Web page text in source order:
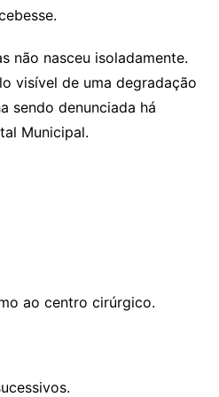
não nasceu isoladamente.
visível de uma degradação
sendo denunciada há
Municipal.
ao centro cirúrgico.